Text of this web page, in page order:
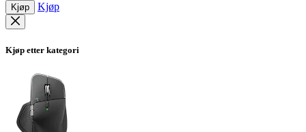
Kjøp Kjøp
Kjøp etter kategori